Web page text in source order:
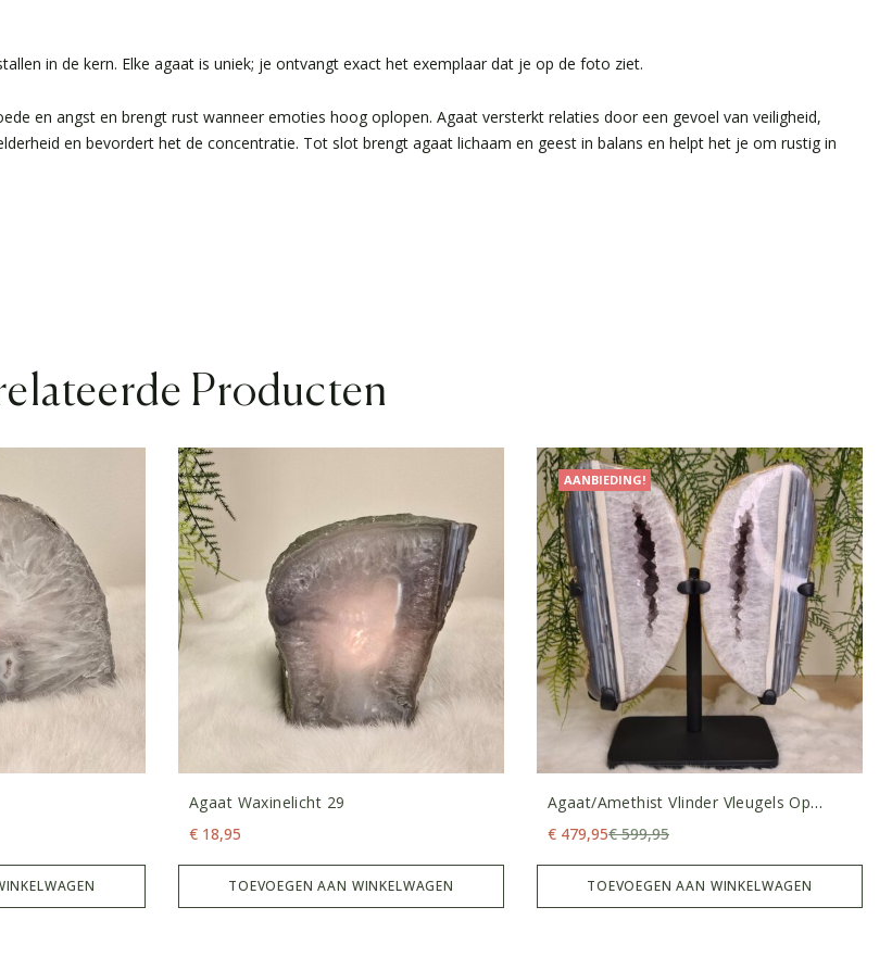
in de kern. Elke agaat is uniek; je ontvangt exact het exemplaar dat je op de foto ziet.
en angst en brengt rust wanneer emoties hoog oplopen. Agaat versterkt relaties door een gevoel van veiligheid,
en bevordert het de concentratie. Tot slot brengt agaat lichaam en geest in balans en helpt het je om rustig in
Producten
Agaat Waxinelicht 29
€ 18,95
TOEVOEGEN AAN WINKELWAGEN
AANBIEDING!
Agaat/amethist Vlinder Vleugels Op
Standaard
€599,95
€ 479,95
TOEVOEGEN AAN WINKELWAGEN